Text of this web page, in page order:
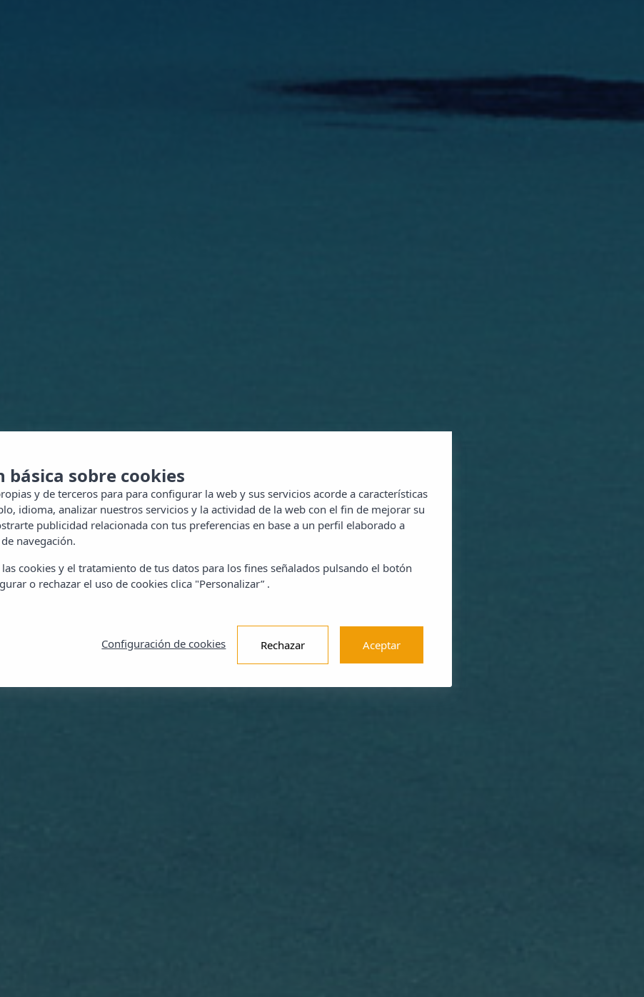
sobre cookies
y de terceros para para configurar la web y sus servicios acorde a características
idioma, analizar nuestros servicios y la actividad de la web con el fin de mejorar su
publicidad relacionada con tus preferencias en base a un perfil elaborado a
navegación.
cookies y el tratamiento de tus datos para los fines señalados pulsando el botón
o rechazar el uso de cookies clica "Personalizar” .
Configuración de cookies Rechazar Aceptar